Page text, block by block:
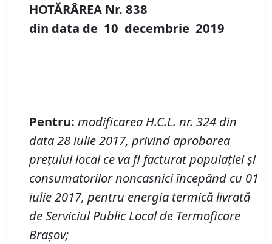
HOTĂRÂREA Nr. 838
din data de 10 decembrie 2019
Pentru: modificarea H.C.L. nr. 324 din
data 28 iulie 2017, privind aprobarea
preţului local ce va fi facturat populaţiei şi
consumatorilor noncasnici începând cu 01
iulie 2017, pentru energia termică livrată
de Serviciul Public Local de Termoficare
Braşov;